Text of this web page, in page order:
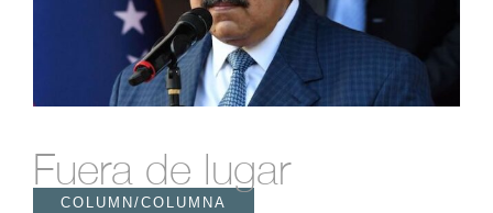
Fuera de lugar
COLUMN/COLUMNA